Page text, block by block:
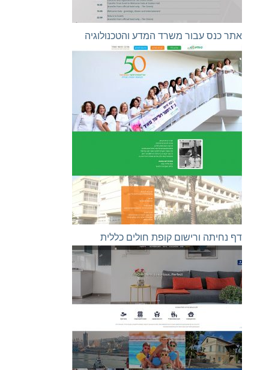
אתר כנס עבור משרד המדע והטכנולוגיה
דף נחיתה ורישום קופת חולים כללית